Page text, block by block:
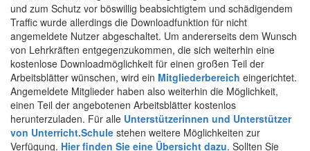
und zum Schutz vor böswillig beabsichtigtem und schädigendem
Traffic wurde allerdings die Downloadfunktion für nicht
angemeldete Nutzer abgeschaltet. Um andererseits dem Wunsch
von Lehrkräften entgegenzukommen, die sich weiterhin eine
kostenlose Downloadmöglichkeit für einen großen Teil der
Arbeitsblätter wünschen, wird ein Mitgliederbereich eingerichtet.
Angemeldete Mitglieder haben also weiterhin die Möglichkeit,
einen Teil der angebotenen Arbeitsblätter kostenlos
herunterzuladen. Für alle Unterstützerinnen und Unterstützer
von Unterricht.Schule stehen weitere Möglichkeiten zur
Verfügung. Hier finden Sie eine Übersicht dazu. Sollten Sie